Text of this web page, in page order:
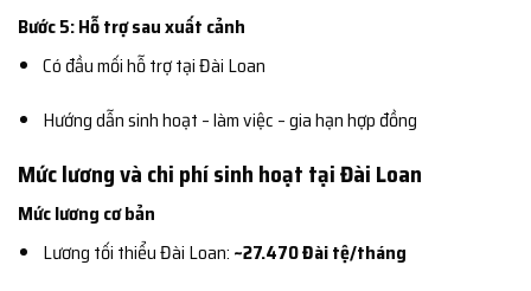
Bước 5: Hỗ trợ sau xuất cảnh
Có đầu mối hỗ trợ tại Đài Loan
Hướng dẫn sinh hoạt – làm việc – gia hạn hợp đồng
Mức lương và chi phí sinh hoạt tại Đài Loan
Mức lương cơ bản
Lương tối thiểu Đài Loan: ~27.470 Đài tệ/tháng